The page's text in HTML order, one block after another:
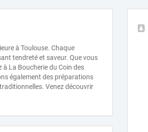
à Toulouse. Chaque
tendreté et saveur. Que vous
La Boucherie du Coin des
également des préparations
Venez découvrir